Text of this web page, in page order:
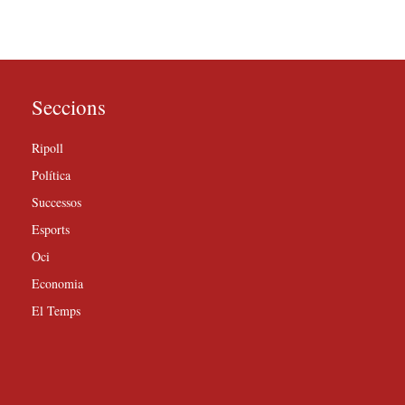
Seccions
Ripoll
Política
Successos
Esports
Oci
Economia
El Temps